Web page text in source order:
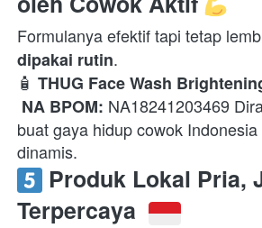
Formulanya efektif tapi tetap
dipakai rutin.
🧴 THUG Face Wash
NA BPOM: NA18241203469
buat gaya hidup cowok
dinamis.
Produk Lokal Pria,
Terpercaya